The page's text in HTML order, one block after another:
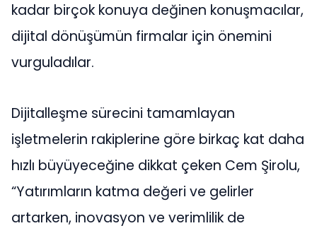
kadar birçok konuya değinen konuşmacılar,
dijital dönüşümün firmalar için önemini
vurguladılar.
Dijitalleşme sürecini tamamlayan
işletmelerin rakiplerine göre birkaç kat daha
hızlı büyüyeceğine dikkat çeken Cem Şirolu,
“Yatırımların katma değeri ve gelirler
artarken, inovasyon ve verimlilik de